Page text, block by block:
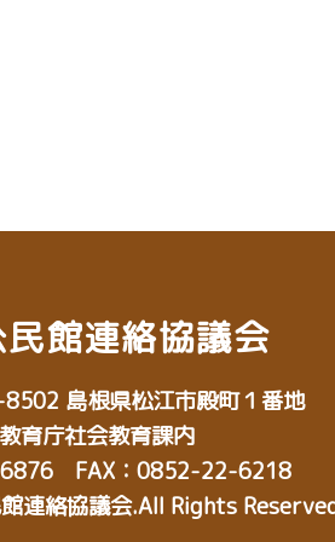
館連絡協議会
島根県松江市殿町１番地
育庁社会教育課内
FAX：0852-22-6218
連絡協議会.All Rights